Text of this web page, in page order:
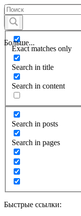
Больше...
Exact matches only
Search in title
Search in content
Search in posts
Search in pages
Быстрые ссылки: